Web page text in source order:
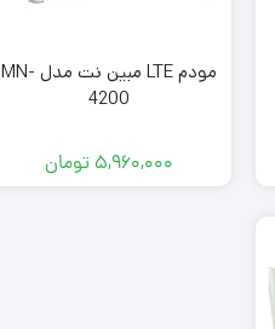
مودم LTE مبین نت مدل MN-
4200
۵,۹۶۰,۰۰۰تومان